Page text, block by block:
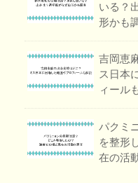
いる？
形かも
吉岡恵
ス日本
ィール
パクミ
を整形
在の活